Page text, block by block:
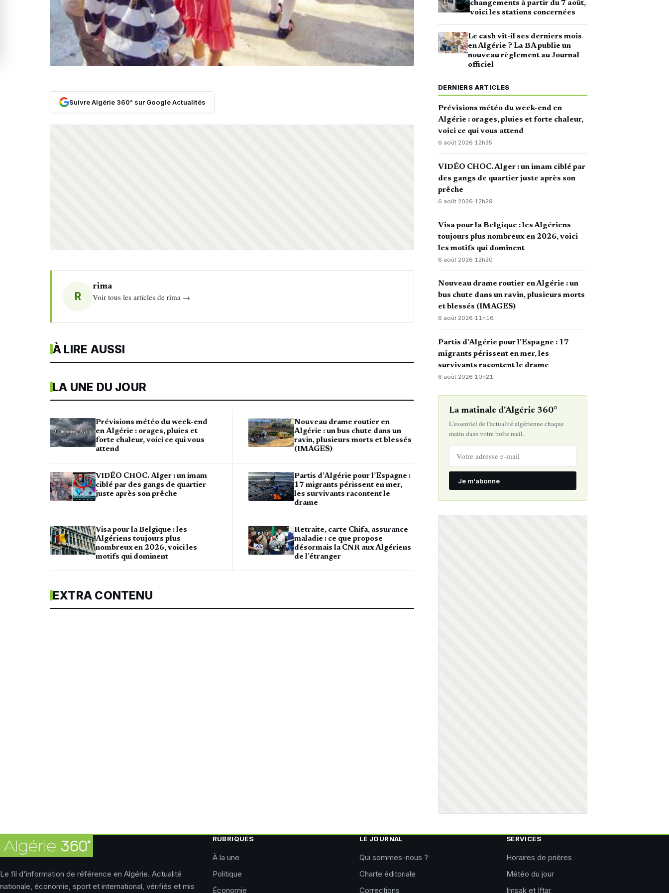
Suivre Algérie 360° sur Google Actualités
R
rima
Voir tous les articles de rima →
À LIRE AUSSI
LA UNE DU JOUR
Prévisions météo du week-end
en Algérie : orages, pluies et
forte chaleur, voici ce qui vous
attend
VIDÉO CHOC. Alger : un imam
ciblé par des gangs de quartier
juste après son prêche
Visa pour la Belgique : les
Algériens toujours plus
nombreux en 2026, voici les
motifs qui dominent
Nouveau drame routier en
Algérie : un bus chute dans un
ravin, plusieurs morts et blessés
(IMAGES)
Partis d’Algérie pour l’Espagne :
17 migrants périssent en mer,
les survivants racontent le
drame
Retraite, carte Chifa, assurance
maladie : ce que propose
désormais la CNR aux Algériens
de l’étranger
EXTRA CONTENU
changements à partir du 7 août,
voici les stations concernées
Le cash vit-il ses derniers mois
en Algérie ? La BA publie un
nouveau règlement au Journal
officiel
DERNIERS ARTICLES
Prévisions météo du week-end en
Algérie : orages, pluies et forte chaleur,
voici ce qui vous attend
6 août 2026·12h35
VIDÉO CHOC. Alger : un imam ciblé par
des gangs de quartier juste après son
prêche
6 août 2026· 12h29
Visa pour la Belgique : les Algériens
toujours plus nombreux en 2026, voici
les motifs qui dominent
6 août 2026·12h20
Nouveau drame routier en Algérie : un
bus chute dans un ravin, plusieurs morts
et blessés (IMAGES)
6 août 2026·11h16
Partis d’Algérie pour l’Espagne : 17
migrants périssent en mer, les
survivants racontent le drame
6 août 2026· 10h21
La matinale d'Algérie 360°
L'essentiel de l'actualité algérienne chaque
matin dans votre boîte mail.
Je m'abonne
Le fil d'information de référence en Algérie. Actualité
nationale, économie, sport et international, vérifiés et mis
RUBRIQUES
À la une
Politique
Économie
LE JOURNAL
Qui sommes-nous ?
Charte éditoriale
Corrections
SERVICES
Horaires de prières
Météo du jour
Imsak et Iftar